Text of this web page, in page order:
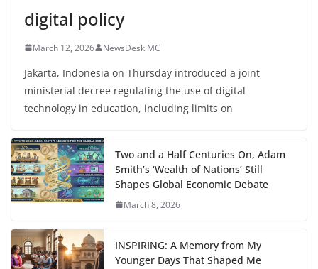
digital policy
March 12, 2026 NewsDesk MC
Jakarta, Indonesia on Thursday introduced a joint
ministerial decree regulating the use of digital
technology in education, including limits on
Two and a Half Centuries On, Adam
Smith’s ‘Wealth of Nations’ Still
Shapes Global Economic Debate
March 8, 2026
INSPIRING: A Memory from My
Younger Days That Shaped Me